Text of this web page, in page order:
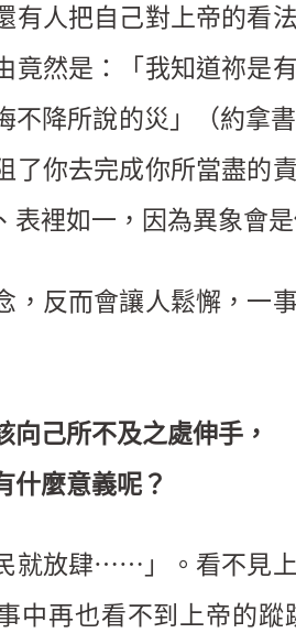
有人把自己對上帝的看
竟然是：「我知道祢是
不降所說的災」（約拿
了你去完成你所當盡的
表裡如一，因為異象會
，反而會讓人鬆懈，一
向己所不及之處伸手，
什麼意義呢？
就放肆⋯⋯」。看不見
中再也看不到上帝的